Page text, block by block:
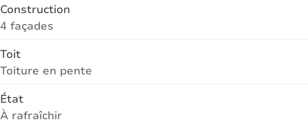
Construction
4 façades
Toit
Toiture en pente
État
À rafraîchir